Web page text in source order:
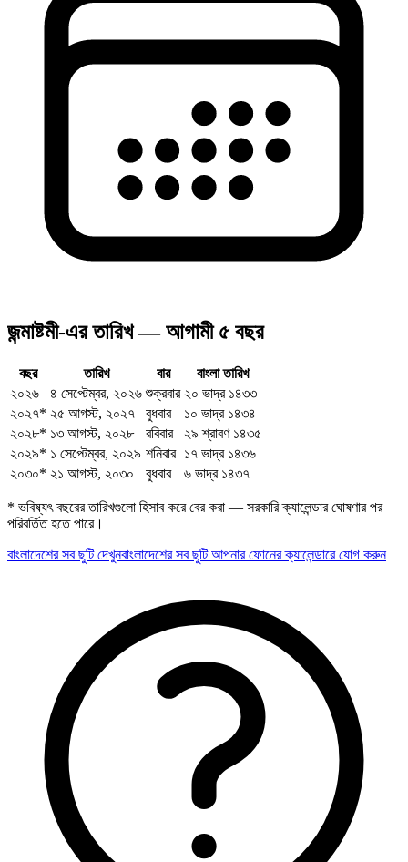
জন্মাষ্টমী-এর তারিখ — আগামী ৫ বছর
বছর তারিখ বার
বাংলা তারিখ
২০২৬
৪ সেপ্টেম্বর, ২০২৬ শুক্রবার ২০ ভাদ্র ১৪৩৩
২০২৭* ২৫ আগস্ট, ২০২৭ বুধবার
১০ ভাদ্র ১৪৩৪
২০২৮* ১৩ আগস্ট, ২০২৮ রবিবার
২৯ শ্রাবণ ১৪৩৫
২০২৯* ১ সেপ্টেম্বর, ২০২৯ শনিবার ১৭ ভাদ্র ১৪৩৬
২০৩০* ২১ আগস্ট, ২০৩০ বুধবার ৬ ভাদ্র ১৪৩৭
* ভবিষ্যৎ বছরের তারিখগুলো হিসাব করে বের করা — সরকারি ক্যালেন্ডার ঘোষণার পর
পরিবর্তিত হতে পারে।
বাংলাদেশের সব ছুটি দেখুনবাংলাদেশের সব ছুটি আপনার ফোনের ক্যালেন্ডারে যোগ করুন